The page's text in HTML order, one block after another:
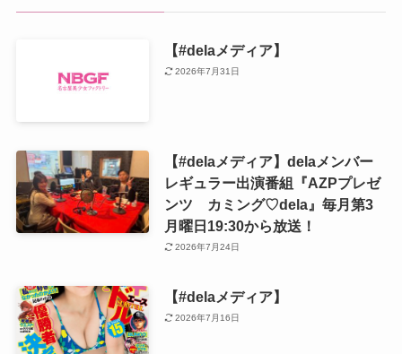
【#delaメディア】
2026年7月31日
【#delaメディア】delaメンバー
レギュラー出演番組『AZPプレゼ
ンツ カミング♡dela』毎月第3
月曜日19:30から放送！
2026年7月24日
【#delaメディア】
2026年7月16日